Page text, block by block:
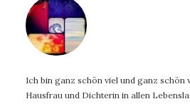
Ich bin ganz schön viel und ganz schön
Hausfrau und Dichterin in allen